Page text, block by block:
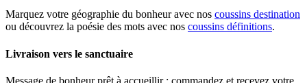
Marquez votre géographie du bonheur avec nos coussins destination
ou découvrez la poésie des mots avec nos coussins définitions.
Livraison vers le sanctuaire
Message de bonheur prêt à accueillir : commandez et recevez votre